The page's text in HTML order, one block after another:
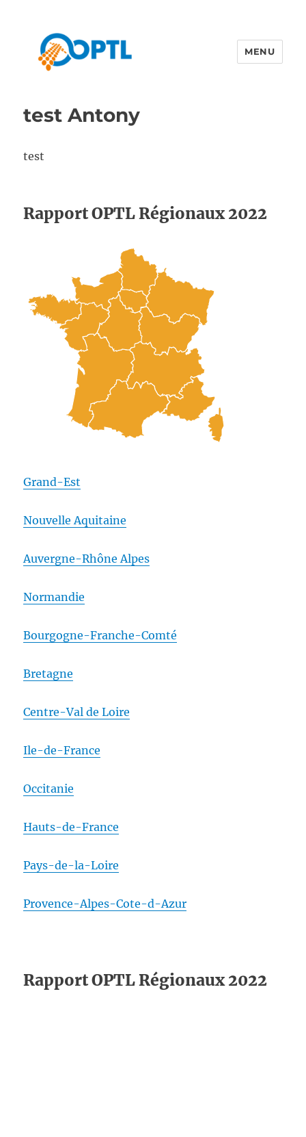
MENU
test Antony
test
Rapport OPTL Régionaux 2022
Grand-Est
Nouvelle Aquitaine
Auvergne-Rhône Alpes
Normandie
Bourgogne-Franche-Comté
Bretagne
Centre-Val de Loire
Ile-de-France
Occitanie
Hauts-de-France
Pays-de-la-Loire
Provence-Alpes-Cote-d-Azur
Rapport OPTL Régionaux 2022